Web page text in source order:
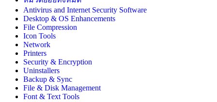
Antivirus and Internet Security Software
Desktop & OS Enhancements
File Compression
Icon Tools
Network
Printers
Security & Encryption
Uninstallers
Backup & Sync
File & Disk Management
Font & Text Tools